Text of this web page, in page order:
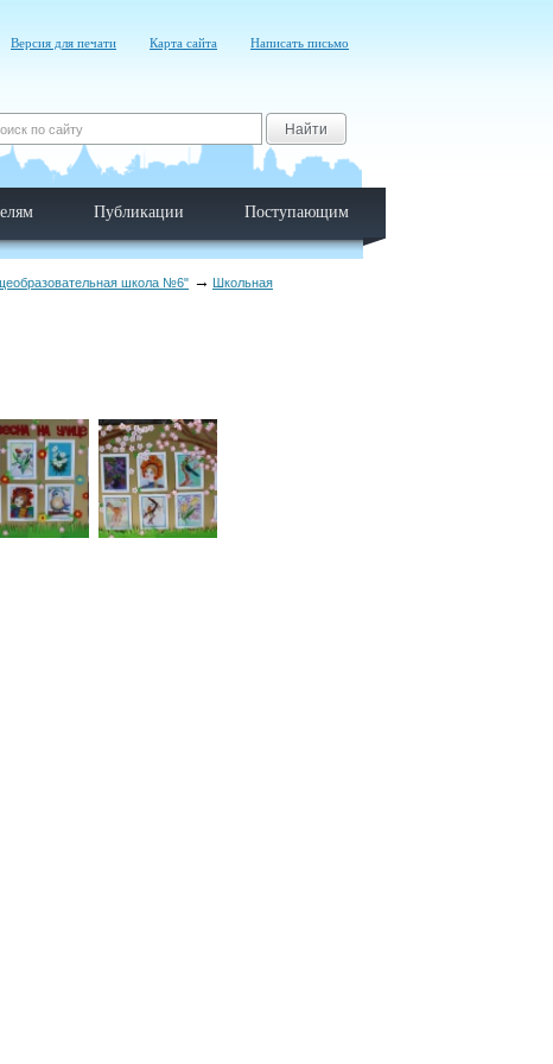
Версия для печати Карта сайта Написать письмо
Найти
Публикации Поступающим
школа №6"
Школьная